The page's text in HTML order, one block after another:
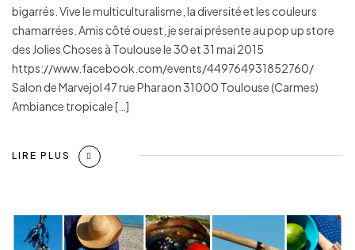
bigarrés. Vive le multiculturalisme, la diversité et les couleurs
chamarrées. Amis côté ouest, je serai présente au pop up store
des Jolies Choses à Toulouse le 30 et 31 mai 2015
https://www.facebook.com/events/449764931852760/
Salon de Marvejol 47 rue Pharaon 31000 Toulouse (Carmes)
Ambiance tropicale […]
LIRE PLUS